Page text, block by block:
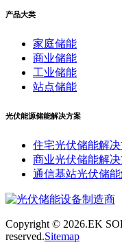
产品大类
家庭储能
商业储能
工业储能
站点储能
光伏能源储能解决方案
住宅光伏储能解
商业光伏储能解
通信基站光伏储
Copyright © 2026.EK
reserved.Sitemap